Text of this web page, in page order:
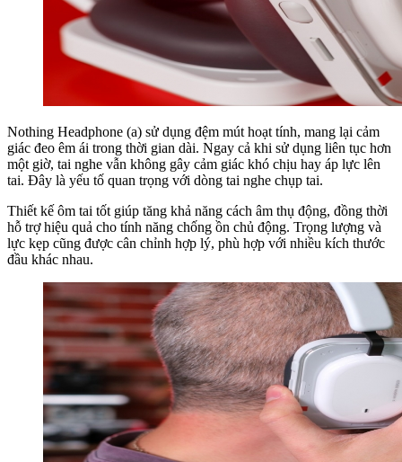
Nothing Headphone (a) sử dụng đệm mút hoạt tính, mang lại cảm
giác đeo êm ái trong thời gian dài. Ngay cả khi sử dụng liên tục hơn
một giờ, tai nghe vẫn không gây cảm giác khó chịu hay áp lực lên
tai. Đây là yếu tố quan trọng với dòng tai nghe chụp tai.
Thiết kế ôm tai tốt giúp tăng khả năng cách âm thụ động, đồng thời
hỗ trợ hiệu quả cho tính năng chống ồn chủ động. Trọng lượng và
lực kẹp cũng được cân chỉnh hợp lý, phù hợp với nhiều kích thước
đầu khác nhau.